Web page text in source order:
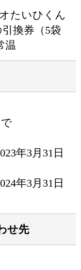
たいひくん
引換券（5袋
温
年3月31日
年3月31日
せ先